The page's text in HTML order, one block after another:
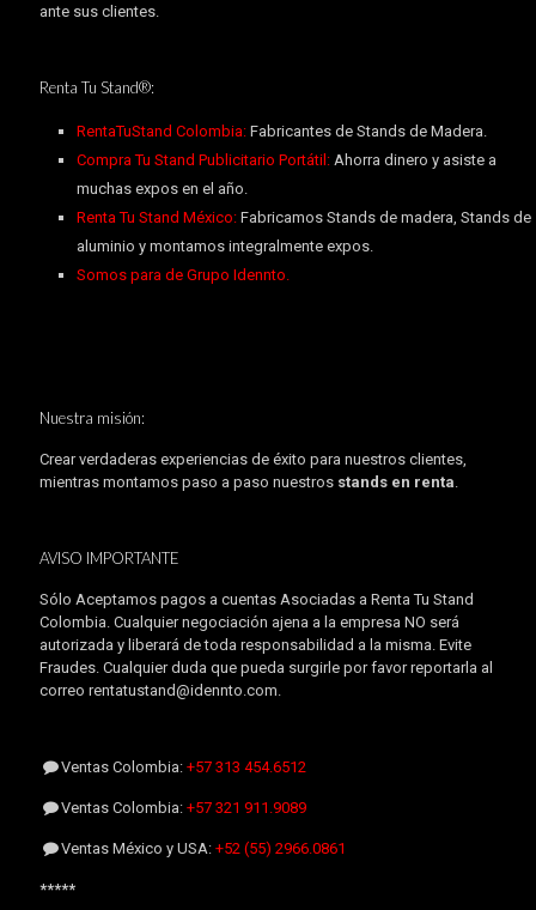
ante sus clientes.
Renta Tu Stand®:
RentaTuStand Colombia: Fabricantes de Stands de Madera.
Compra Tu Stand Publicitario Portátil:Ahorra dinero y asiste a
muchas expos en el año.
Renta Tu Stand México:Fabricamos Stands de madera, Stands de
aluminio y montamos integralmente expos.
Somos para de Grupo Idennto.
Nuestra misión:
Crear verdaderas experiencias de éxito para nuestros clientes,
mientras montamos paso a paso nuestros stands en renta.
AVISO IMPORTANTE
Sólo Aceptamos pagos a cuentas Asociadas a Renta Tu Stand
Colombia. Cualquier negociación ajena a la empresa NO será
autorizada y liberará de toda responsabilidad a la misma. Evite
Fraudes. Cualquier duda que pueda surgirle por favor reportarla al
correo rentatustand@idennto.com.
Ventas Colombia:+57 313 454.6512
Ventas Colombia:+57 321 911.9089
Ventas México y USA:+52 (55) 2966.0861
*****